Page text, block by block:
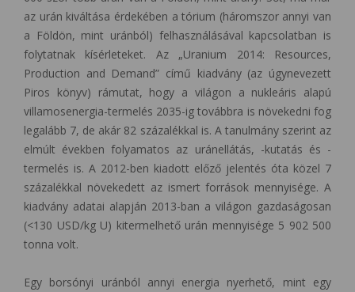
az urán kiváltása érdekében a tórium (háromszor annyi van
a Földön, mint uránból) felhasználásával kapcsolatban is
folytatnak kísérleteket. Az „Uranium 2014: Resources,
Production and Demand” című kiadvány (az úgynevezett
Piros könyv) rámutat, hogy a világon a nukleáris alapú
villamosenergia-termelés 2035-ig továbbra is növekedni fog
legalább 7, de akár 82 százalékkal is. A tanulmány szerint az
elmúlt években folyamatos az uránellátás, -kutatás és -
termelés is. A 2012-ben kiadott előző jelentés óta közel 7
százalékkal növekedett az ismert források mennyisége. A
kiadvány adatai alapján 2013-ban a világon gazdaságosan
(<130 USD/kg U) kitermelhető urán mennyisége 5 902 500
tonna volt.
Egy borsónyi uránból annyi energia nyerhető, mint egy